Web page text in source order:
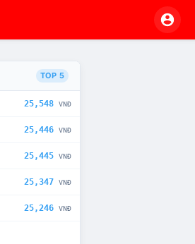
TOP 5
25,548 VNĐ
25,446 VNĐ
25,445 VNĐ
25,347 VNĐ
25,246 VNĐ